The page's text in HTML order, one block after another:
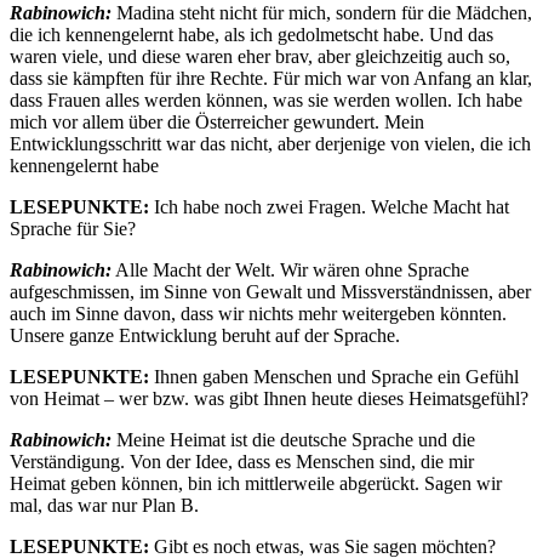
Rabinowich: Madina steht nicht für mich, sondern für die Mädchen,
die ich kennengelernt habe, als ich gedolmetscht habe. Und das
waren viele, und diese waren eher brav, aber gleichzeitig auch so,
dass sie kämpften für ihre Rechte. Für mich war von Anfang an klar,
dass Frauen alles werden können, was sie werden wollen. Ich habe
mich vor allem über die Österreicher gewundert. Mein
Entwicklungsschritt war das nicht, aber derjenige von vielen, die ich
kennengelernt habe
LESEPUNKTE: Ich habe noch zwei Fragen. Welche Macht hat
Sprache für Sie?
Rabinowich: Alle Macht der Welt. Wir wären ohne Sprache
aufgeschmissen, im Sinne von Gewalt und Missverständnissen, aber
auch im Sinne davon, dass wir nichts mehr weitergeben könnten.
Unsere ganze Entwicklung beruht auf der Sprache.
LESEPUNKTE: Ihnen gaben Menschen und Sprache ein Gefühl
von Heimat – wer bzw. was gibt Ihnen heute dieses Heimatsgefühl?
Rabinowich: Meine Heimat ist die deutsche Sprache und die
Verständigung. Von der Idee, dass es Menschen sind, die mir
Heimat geben können, bin ich mittlerweile abgerückt. Sagen wir
mal, das war nur Plan B.
LESEPUNKTE: Gibt es noch etwas, was Sie sagen möchten?